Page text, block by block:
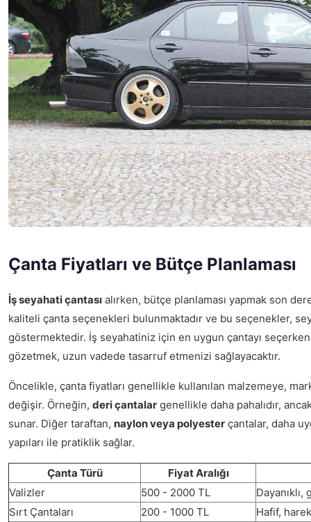
Çanta Fiyatları ve Bütçe Planlaması
İş seyahati çantası alırken, bütçe planlaması yapmak son
kaliteli çanta seçenekleri bulunmaktadır ve bu seçenekler,
göstermektedir. İş seyahatiniz için en uygun çantayı
gözetmek, uzun vadede tasarruf etmenizi sağlayacaktır.
Öncelikle, çanta fiyatları genellikle kullanılan malzemeye,
değişir. Örneğin, deri çantalar genellikle daha pahalıdır,
sunar. Diğer taraftan, naylon veya polyester çantalar, daha
yapıları ile pratiklik sağlar.
Çanta Türü
Fiyat Aralığı
Valizler
500 - 2000 TL
Sırt Çantaları
200 - 1000 TL
Hafif,